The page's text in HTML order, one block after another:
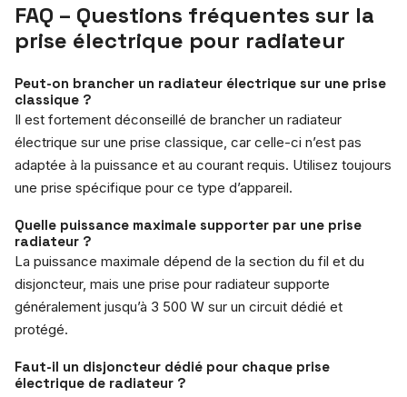
FAQ – Questions fréquentes sur la
prise électrique pour radiateur
Peut-on brancher un radiateur électrique sur une prise
classique ?
Il est fortement déconseillé de brancher un radiateur
électrique sur une prise classique, car celle-ci n’est pas
adaptée à la puissance et au courant requis. Utilisez toujours
une prise spécifique pour ce type d’appareil.
Quelle puissance maximale supporter par une prise
radiateur ?
La puissance maximale dépend de la section du fil et du
disjoncteur, mais une prise pour radiateur supporte
généralement jusqu’à 3 500 W sur un circuit dédié et
protégé.
Faut-il un disjoncteur dédié pour chaque prise
électrique de radiateur ?